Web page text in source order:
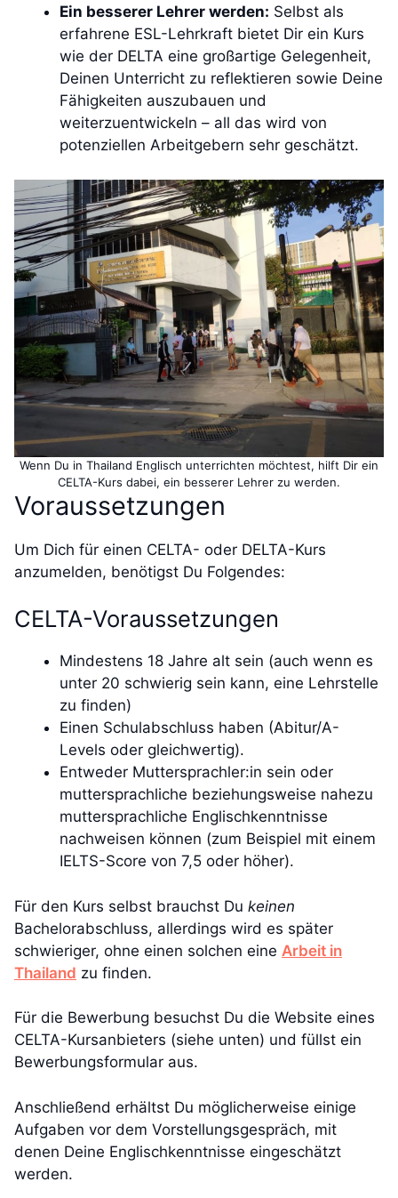
Ein besserer Lehrer werden: Selbst als
erfahrene ESL-Lehrkraft bietet Dir ein Kurs
wie der DELTA eine großartige Gelegenheit,
Deinen Unterricht zu reflektieren sowie Deine
Fähigkeiten auszubauen und
weiterzuentwickeln – all das wird von
potenziellen Arbeitgebern sehr geschätzt.
Wenn Du in Thailand Englisch unterrichten möchtest, hilft Dir ein
CELTA-Kurs dabei, ein besserer Lehrer zu werden.
Voraussetzungen
Um Dich für einen CELTA- oder DELTA-Kurs
anzumelden, benötigst Du Folgendes:
CELTA-Voraussetzungen
Mindestens 18 Jahre alt sein (auch wenn es
unter 20 schwierig sein kann, eine Lehrstelle
zu finden)
Einen Schulabschluss haben (Abitur/A-
Levels oder gleichwertig).
Entweder Muttersprachler:in sein oder
muttersprachliche beziehungsweise nahezu
muttersprachliche Englischkenntnisse
nachweisen können (zum Beispiel mit einem
IELTS-Score von 7,5 oder höher).
Für den Kurs selbst brauchst Du keinen
Bachelorabschluss, allerdings wird es später
schwieriger, ohne einen solchen eine Arbeit in
Thailand zu finden.
Für die Bewerbung besuchst Du die Website eines
CELTA-Kursanbieters (siehe unten) und füllst ein
Bewerbungsformular aus.
Anschließend erhältst Du möglicherweise einige
Aufgaben vor dem Vorstellungsgespräch, mit
denen Deine Englischkenntnisse eingeschätzt
werden.